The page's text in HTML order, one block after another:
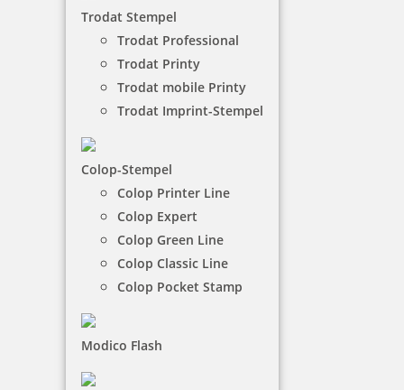
Trodat Stempel
Trodat Professional
Trodat Printy
Trodat mobile Printy
Trodat Imprint-Stempel
Colop-Stempel
Colop Printer Line
Colop Expert
Colop Green Line
Colop Classic Line
Colop Pocket Stamp
Modico Flash
Runde Holzstempelsind in den
60 mm Durchmesser
bestellbar. Die Textplatte des
runden Stempels aus Holz kann frei gestaltet
werden. Sie besteht aus lasergraviertem Gummi,
die mit 600 dpi Auflösung für einen hochwertigen
Abdruck gefertigt wird.
NACH WUNSCHSTEMPEL FILTERN
€-
€+
9 Artikel in der Kategorie